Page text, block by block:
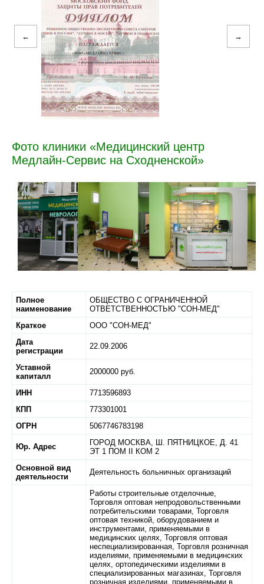
← →
Фото клиники «Медицинский центр
Медлайн-Сервис на Сходненской»
Полное
наименование
ОБЩЕСТВО С ОГРАНИЧЕННОЙ
ОТВЕТСТВЕННОСТЬЮ "СОН-МЕД"
Краткое
ООО "СОН-МЕД"
Дата
регистрации
22.09.2006
Уставной
капиталл
2000000 руб.
ИНН
7713596893
КПП
773301001
ОГРН
5067746783198
Юр. Адрес ГОРОД МОСКВА, Ш. ПЯТНИЦКОЕ, Д. 41
ЭТ 1 ПОМ II КОМ 2
Основной вид
деятельности
Деятельность больничных организаций
Работы строительные отделочные,
Торговля оптовая непродовольственными
потребительскими товарами, Торговля
оптовая техникой, оборудованием и
инструментами, применяемыми в
медицинских целях, Торговля оптовая
неспециализированная, Торговля розничная
изделиями, применяемыми в медицинских
целях, ортопедическими изделиями в
специализированных магазинах, Торговля
розничная изделиями, применяемыми в